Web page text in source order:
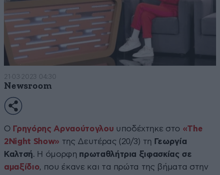
21·03·2023 04:30
Newsroom
Ο Γρηγόρης Αρναούτογλου υποδέχτηκε στο «The
2Night Show» της Δευτέρας (20/3) τη Γεωργία
Καλτσή. Η όμορφη πρωταθλήτρια ξιφασκίας σε
αμαξίδιο, που έκανε και τα πρώτα της βήματα στην